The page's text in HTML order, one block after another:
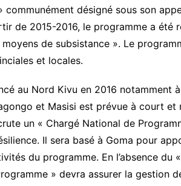
communément désigné sous son
de 2015-2016, le programme a été
de subsistance ». Le
et locales.
au Nord Kivu en 2016 notamment
et Masisi est prévue à court et
un « Chargé National de
Il sera basé à Goma pour
du programme. En l’absence du «
» devra assurer la gestion